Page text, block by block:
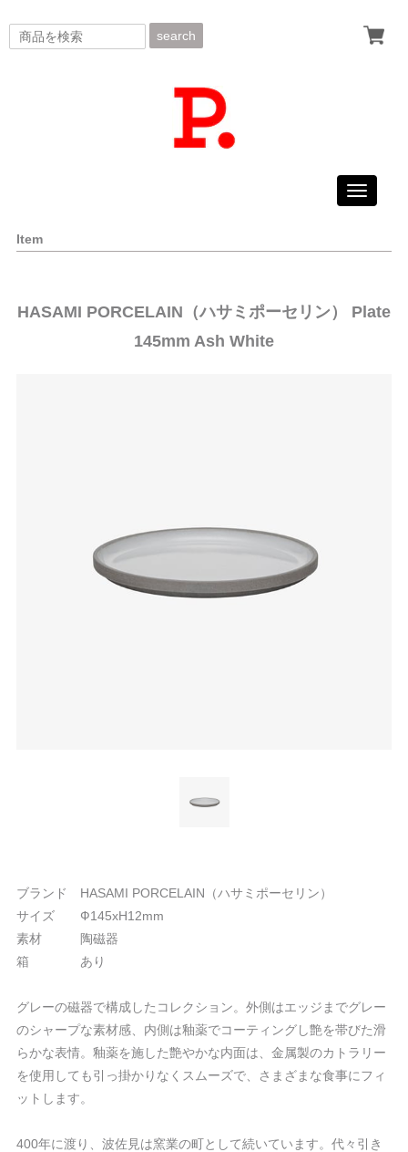
search
Toggle
Item
HASAMI PORCELAIN（ハサミポーセリン） Plate
145mm Ash White
ブランド HASAMI PORCELAIN（ハサミポーセリン）
サイズ Ф145xH12mm
素材 陶磁器
箱 あり
グレーの磁器で構成したコレクション。外側はエッジまでグレー
のシャープな素材感、内側は釉薬でコーティングし艶を帯びた滑
らかな表情。釉薬を施した艶やかな内面は、金属製のカトラリー
を使用しても引っ掛かりなくスムーズで、さまざまな食事にフィ
ットします。
400年に渡り、波佐見は窯業の町として続いています。代々引き